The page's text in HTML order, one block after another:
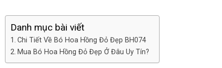
Danh mục bài viết
Chi Tiết Về Bó Hoa Hồng Đỏ Đẹp BH074
Mua Bó Hoa Hồng Đỏ Đẹp Ở Đâu Uy Tín?